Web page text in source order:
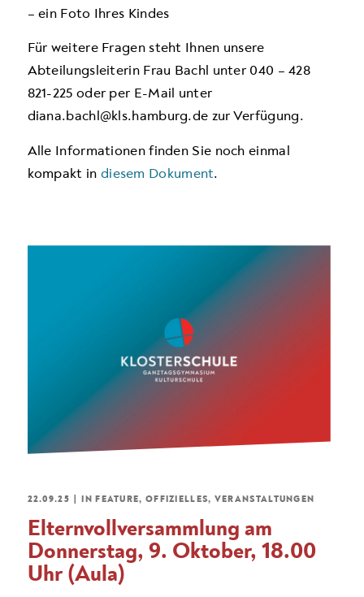
– ein Foto Ihres Kindes
Für weitere Fragen steht Ihnen unsere
Abteilungsleiterin Frau Bachl unter 040 – 428
821-225 oder per E-Mail unter
diana.bachl@kls.hamburg.de zur Verfügung.
Alle Informationen finden Sie noch einmal
kompakt in diesem Dokument.
22.09.25 INFEATURE, OFFIZIELLES, VERANSTALTUNGEN
Elternvollversammlung am
Donnerstag, 9. Oktober, 18.00
Uhr (Aula)